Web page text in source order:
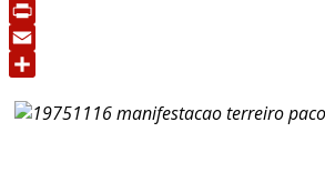
Messenger
Print
Email